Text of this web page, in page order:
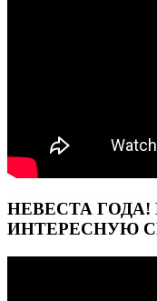
НЕВЕСТА
ИНТЕРЕСНУЮ